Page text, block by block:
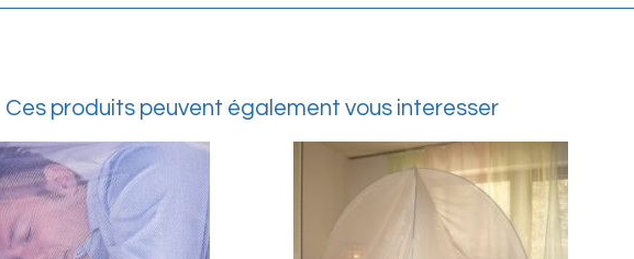
Ces produits peuvent également vous interesser